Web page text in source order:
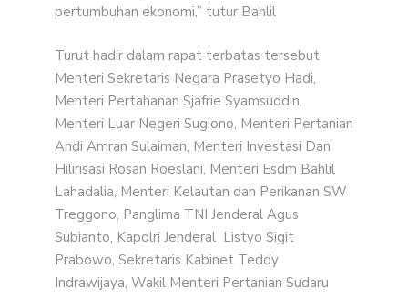
pertumbuhan ekonomi,” tutur Bahlil
Turut hadir dalam rapat terbatas tersebut
Menteri Sekretaris Negara Prasetyo Hadi,
Menteri Pertahanan Sjafrie Syamsuddin,
Menteri Luar Negeri Sugiono, Menteri Pertanian
Andi Amran Sulaiman, Menteri Investasi Dan
Hilirisasi Rosan Roeslani, Menteri Esdm Bahlil
Lahadalia, Menteri Kelautan dan Perikanan SW
Treggono, Panglima TNI Jenderal Agus
Subianto, Kapolri Jenderal Listyo Sigit
Prabowo, Sekretaris Kabinet Teddy
Indrawijaya, Wakil Menteri Pertanian Sudaru